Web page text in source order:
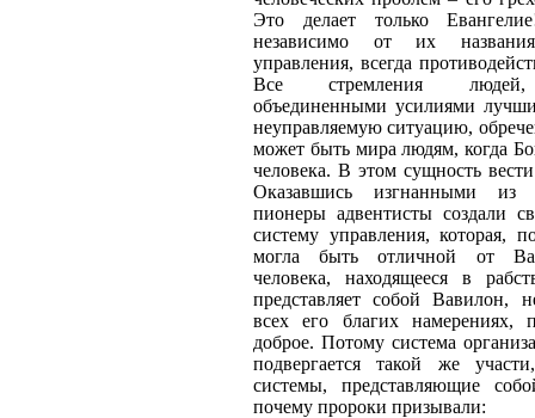
Это делает только
независимо от их
управления, всегда
Все стремления
объединенными усилиями
неуправляемую ситуацию,
может быть мира людям, когда
человека. В этом сущность
Оказавшись изгнанными из
пионеры адвентисты создали
систему управления, которая,
могла быть отличной от
человека, находящееся в
представляет собой Вавилон,
всех его благих намерениях,
доброе. Потому система
подвергается такой же
системы, представляющие
почему пророки призывали: